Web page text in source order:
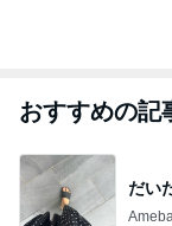
おすすめの記
だい